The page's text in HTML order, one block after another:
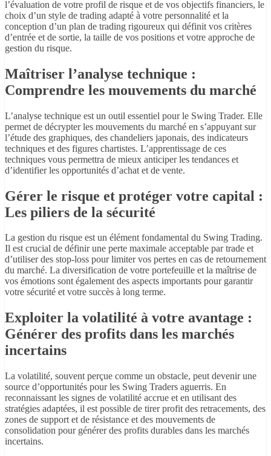
l’évaluation de votre profil de risque et de vos objectifs financiers, le
choix d’un style de trading adapté à votre personnalité et la
conception d’un plan de trading rigoureux qui définit vos critères
d’entrée et de sortie, la taille de vos positions et votre approche de
gestion du risque.
Maîtriser l’analyse technique :
Comprendre les mouvements du marché
L’analyse technique est un outil essentiel pour le Swing Trader. Elle
permet de décrypter les mouvements du marché en s’appuyant sur
l’étude des graphiques, des chandeliers japonais, des indicateurs
techniques et des figures chartistes. L’apprentissage de ces
techniques vous permettra de mieux anticiper les tendances et
d’identifier les opportunités d’achat et de vente.
Gérer le risque et protéger votre capital :
Les piliers de la sécurité
La gestion du risque est un élément fondamental du Swing Trading.
Il est crucial de définir une perte maximale acceptable par trade et
d’utiliser des stop-loss pour limiter vos pertes en cas de retournement
du marché. La diversification de votre portefeuille et la maîtrise de
vos émotions sont également des aspects importants pour garantir
votre sécurité et votre succès à long terme.
Exploiter la volatilité à votre avantage :
Générer des profits dans les marchés
incertains
La volatilité, souvent perçue comme un obstacle, peut devenir une
source d’opportunités pour les Swing Traders aguerris. En
reconnaissant les signes de volatilité accrue et en utilisant des
stratégies adaptées, il est possible de tirer profit des retracements, des
zones de support et de résistance et des mouvements de
consolidation pour générer des profits durables dans les marchés
incertains.